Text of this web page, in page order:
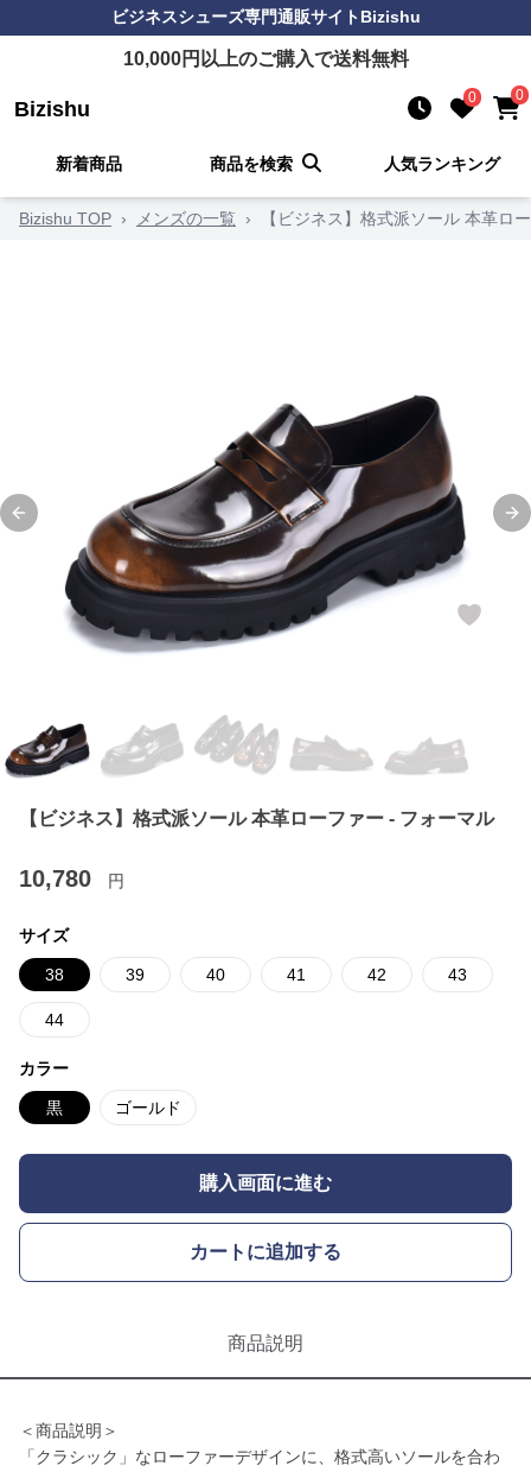
ビジネスシューズ専門通販サイトBizishu
10,000円以上のご購入で送料無料
Bizishu 0 0
新着商品 商品を検索 人気ランキング
Bizishu TOP › メンズの一覧 › 【ビジネス】格式派ソール 本革ロ
Previous slide
【ビジネス】格式派ソール 本革ローファー - フォーマル
10,780 円
サイズ
38 39 40 41 42 43
44
カラー
黒 ゴールド
購入画面に進む
カートに追加する
商品説明
＜商品説明＞
「クラシック」なローファーデザインに、格式高いソールを合わ